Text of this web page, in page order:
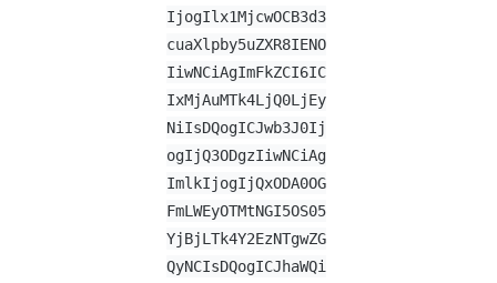
IjogIlx1MjcwOCB3d3
cuaXlpby5uZXR8IENO
IiwNCiAgImFkZCI6IC
IxMjAuMTk4LjQ0LjEy
NiIsDQogICJwb3J0Ij
ogIjQ3ODgzIiwNCiAg
ImlkIjogIjQxODA0OG
FmLWEyOTMtNGI5OS05
YjBjLTk4Y2EzNTgwZG
QyNCIsDQogICJhaWQi